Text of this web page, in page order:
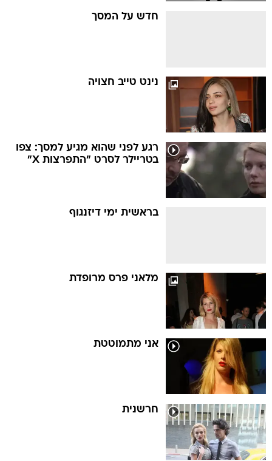
חדש על המסך
נינט טייב חצויה
רגע לפני שהוא מגיע למסך: צפו
בטריילר לסרט "התפרצות X"
בראשית ימי דיזנגוף
מלאני פרס מרופדת
אני מתמוטטת
חרשנית